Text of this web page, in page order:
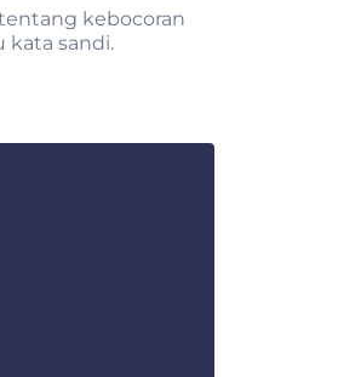
kebocoran
kata sandi.